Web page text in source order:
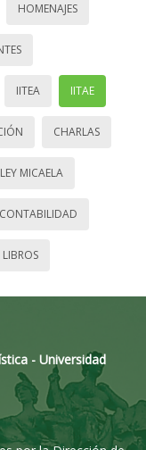
HOMENAJES
IITEA IITAE
CHARLAS
LEY MICAELA
CONTABILIDAD
LIBROS
- Universidad